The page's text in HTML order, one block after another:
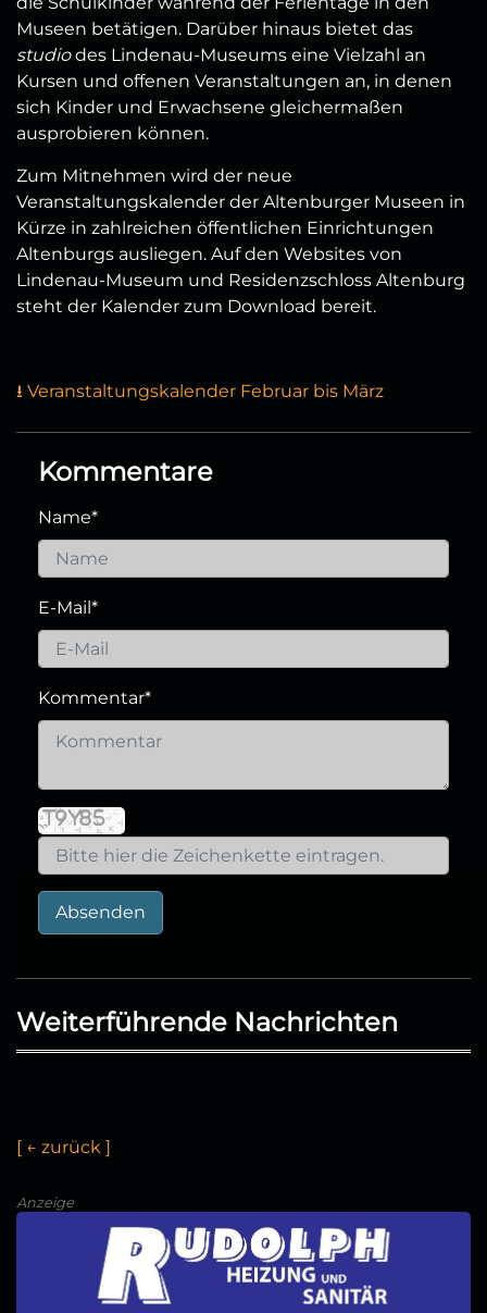
Museen betätigen. Darüber hinaus bietet das
studiodes Lindenau-Museums eine Vielzahl an
Kursen und offenen Veranstaltungen an, in denen
sich Kinder und Erwachsene gleichermaßen
ausprobieren können.
Zum Mitnehmen wird der neue
Veranstaltungskalender der Altenburger Museen in
Kürze in zahlreichen öffentlichen Einrichtungen
Altenburgs ausliegen. Auf den Websites von
Lindenau-Museum und Residenzschloss Altenburg
steht der Kalender zum Download bereit.
⭳ Veranstaltungskalender Februar bis März
Kommentare
Name*
E-Mail*
Kommentar*
Absenden
Weiterführende Nachrichten
[ ← zurück ]
Anzeige